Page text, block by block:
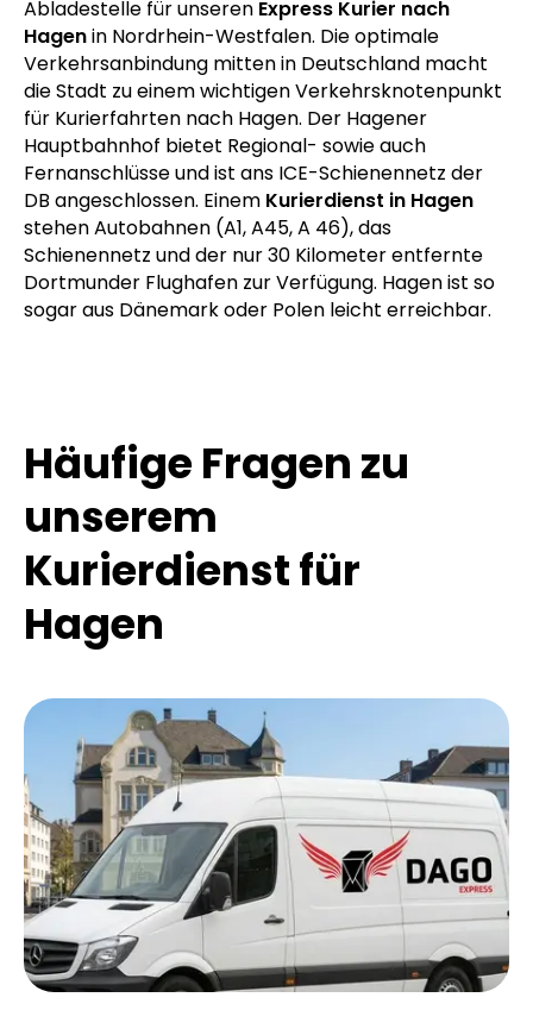
Die Volkssternwarte ist heute eine mögliche
Abladestelle für unserenExpress Kurier nach
Hagenin Nordrhein-Westfalen. Die optimale
Verkehrsanbindung mitten in Deutschland macht
die Stadt zu einem wichtigen Verkehrsknotenpunkt
für Kurierfahrten nach Hagen. Der Hagener
Hauptbahnhof bietet Regional- sowie auch
Fernanschlüsse und ist ans ICE-Schienennetz der
DB angeschlossen. EinemKurierdienst in Hagen
Häufige Fragen zu
unserem
Hagen